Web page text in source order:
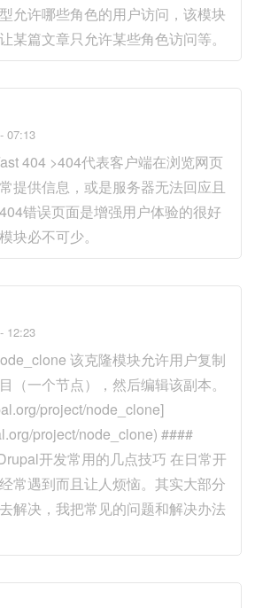
允许哪些角色的用户访问，该模块
某篇文章只允许某些角色访问等。
07:13
404 >404代表客户端在浏览网页
提供信息，或是服务器无法回应且
错误页面是增强用户体验的很好
块必不可少。
12:23
该克隆模块允许用户复制
（一个节点），然后编辑该副本。
project/node_clone]
project/node_clone) ####
开发常用的几点技巧 在日常开
常遇到而且让人烦恼。其实大部分
解决，我把常见的问题和解决办法